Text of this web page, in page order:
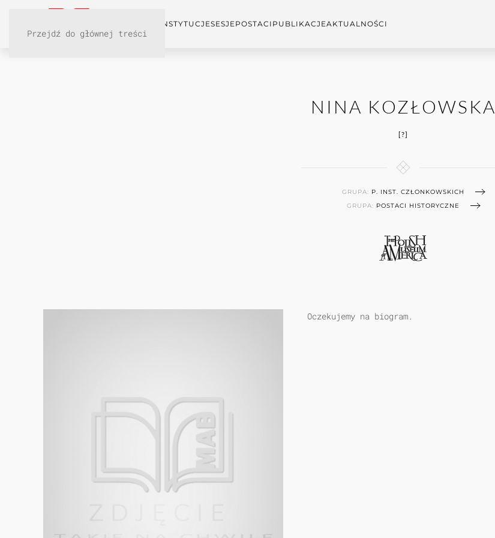
Przejdź do głównej treści
INSTYTUCJESESJEPOSTACI PUBLIKACJEAKTUALNOŚCI
NINA KOZŁOWSKA
[?]
GRUPA: P. INST. CZŁONKOWSKICH
GRUPA: POSTACI HISTORYCZNE
Oczekujemy na biogram.